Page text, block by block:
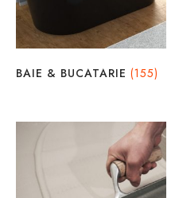
BAIE & BUCATARIE (155)